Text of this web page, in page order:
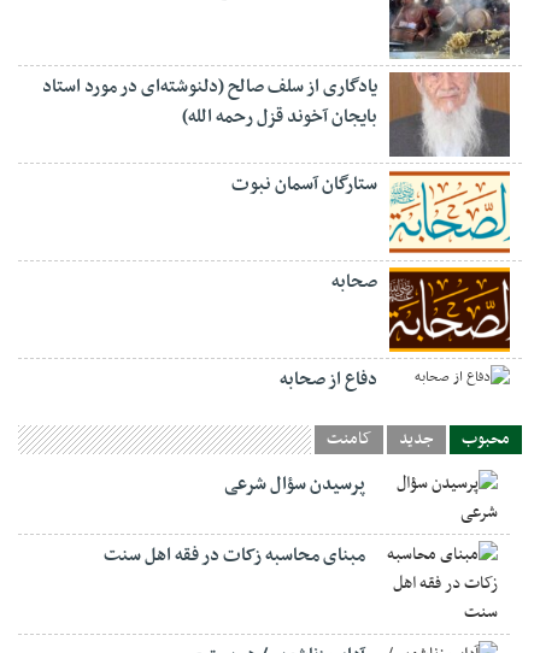
یادگاری از سلف صالح (دلنوشته‌ای در مورد استاد
بایجان آخوند قزل رحمه الله)
ستارگان آسمان نبوت
صحابه
دفاع از صحابه
محبوب جدید کامنت
پرسیدن سؤال شرعی
مبنای محاسبه زکات در فقه اهل سنت